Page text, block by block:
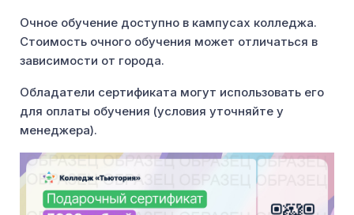
Очное обучение доступно в кампусах колледжа.
Стоимость очного обучения может отличаться в
зависимости от города.
Обладатели сертификата могут использовать его
для оплаты обучения (условия уточняйте у
менеджера).